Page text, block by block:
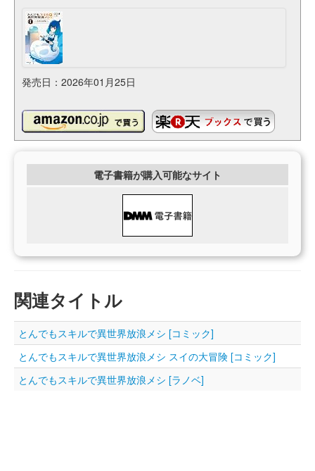
発売日：2026年01月25日
電子書籍が購入可能なサイト
関連タイトル
とんでもスキルで異世界放浪メシ [コミック]
とんでもスキルで異世界放浪メシ スイの大冒険 [コミック]
とんでもスキルで異世界放浪メシ [ラノベ]